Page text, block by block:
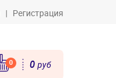
| Регистрация
0 0 руб